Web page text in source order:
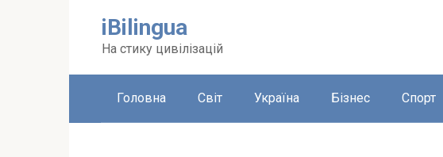
iBilingua
На стику цивілізацій
Головна Світ Україна Бізнес Спорт